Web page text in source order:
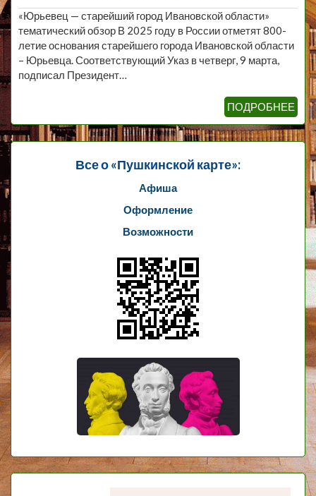
«Юрьевец — старейший город Ивановской области»
тематический обзор В 2025 году в России отметят 800-
летие основания старейшего города Ивановской области
– Юрьевца. Соответствующий Указ в четверг, 9 марта,
подписал Президент…
ПОДРОБНЕЕ
Все о «Пушкинской карте»:
Афиша
Оформление
Возможности